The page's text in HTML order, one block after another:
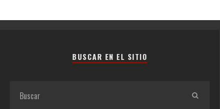
BUSCAR EN EL SITIO